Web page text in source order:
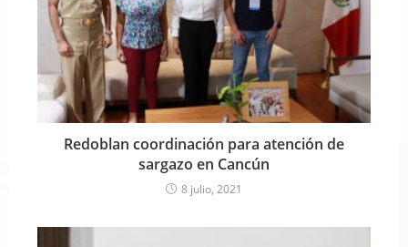
Redoblan coordinación para atención de
sargazo en Cancún
8 julio, 2021